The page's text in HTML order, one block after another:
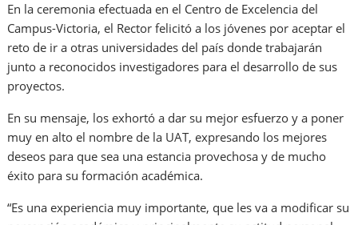
En la ceremonia efectuada en el Centro de Excelencia del
Campus-Victoria, el Rector felicitó a los jóvenes por aceptar el
reto de ir a otras universidades del país donde trabajarán
junto a reconocidos investigadores para el desarrollo de sus
proyectos.
En su mensaje, los exhortó a dar su mejor esfuerzo y a poner
muy en alto el nombre de la UAT, expresando los mejores
deseos para que sea una estancia provechosa y de mucho
éxito para su formación académica.
“Es una experiencia muy importante, que les va a modificar su